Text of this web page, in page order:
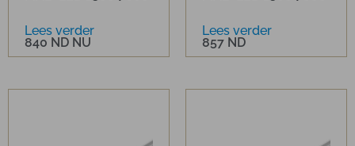
840 ND NU
Lees verder
857 ND
Lees verder